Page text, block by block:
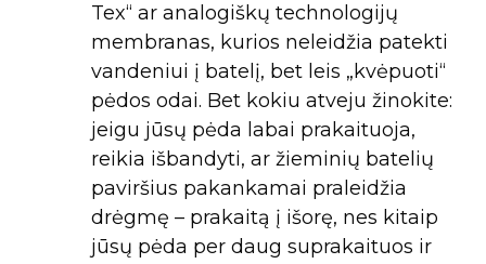
Tex“ ar analogiškų technologijų
membranas, kurios neleidžia patekti
vandeniui į batelį, bet leis „kvėpuoti“
pėdos odai. Bet kokiu atveju žinokite:
jeigu jūsų pėda labai prakaituoja,
reikia išbandyti, ar žieminių batelių
paviršius pakankamai praleidžia
drėgmę – prakaitą į išorę, nes kitaip
jūsų pėda per daug suprakaituos ir